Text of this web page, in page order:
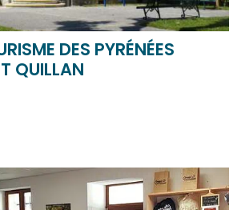
DES PYRÉNÉES
QUILLAN